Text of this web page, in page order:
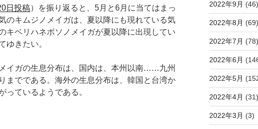
日投稿）を振り返ると、5月と6月に当てはまっ
のキムジノメイガは、夏以降にも現れている気
キベリハネボソノメイガが夏以降に出現してい
ゆきたい。
イガの生息分布は、国内は、本州以南……九州
までである。海外の生息分布は、韓国と台湾か
っているようである。
2022年9月 (46)
2022年8月 (69)
2022年7月 (78)
2022年6月
2022年5月
2022年4月 (31)
2022年3月 (3)